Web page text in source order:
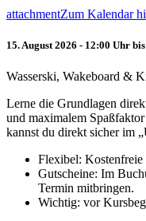
attachmentZum Kalendar
15. August 2026 - 12:00 Uhr
Wasserski, Wakeboard &
Lerne die Grundlagen
und maximalem
kannst du direkt sicher im
Flexibel: Kostenfreie
Gutscheine: Im
Termin mitbringen.
Wichtig: vor